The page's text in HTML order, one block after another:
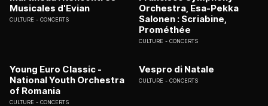
Musicales d'Evian
CULTURE CONCERTS
Orchestra, Esa-Pekka
Salonen : Scriabine,
Prométhée
CULTURE CONCERTS
Young Euro Classic -
National Youth Orchestra
of Romania
CULTURE CONCERTS
Vespro di Natale
CULTURE CONCERTS